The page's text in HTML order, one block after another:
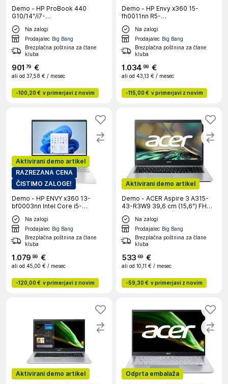
Demo - HP ProBook 440
G10/14"/i7-
1355U/16GB/512GB/Iris Xe
Graphics/W11P prenosni
računalnik
Na zalogi
Prodajalec Big Bang
Brezplačna poštnina za člane
kluba
901 79 €
ali od 37,58 € / mesec
-100,20 € v primerjavi z novim
Demo - HP Envy x360 15-
fh0011nn R5-
7530U/16GB/512GB/W11H
prenosni računalnik
Na zalogi
Prodajalec Big Bang
Brezplačna poštnina za člane
kluba
1 .034 99 €
ali od 43,13 € / mesec
-115,00 € v primerjavi z novim
Aktivirani demo artikel
RAZREZANA CENA
ČISTIMO ZALOGE!
Demo - HP ENVY x360 13-
bf0003nn Intel Core i5-
1230U/13.3inch WUXGA
Touch/16GB/512GB/Intel Iris
Xe/W11H Natural silver
prenosni računalnik
Na zalogi
Prodajalec Big Bang
Brezplačna poštnina za člane
kluba
1 .079 99 €
ali od 45,00 € / mesec
-120,00 € v primerjavi z novim
Aktivirani demo artikel
Demo - ACER Aspire 3 A315-
43-R3W9 39,6 cm (15,6") FHD
IPS/AMD Ryzen 5
5500U/8GB/512GB/NVMe
Radeon 7-core/W11H (srebrn)
prenosni računalnik
Na zalogi
Prodajalec Big Bang
Brezplačna poštnina za člane
kluba
533 69 €
ali od 10,11 € / mesec
-59,30 € v primerjavi z novim
Aktivirani demo artikel
Odprta embalaža